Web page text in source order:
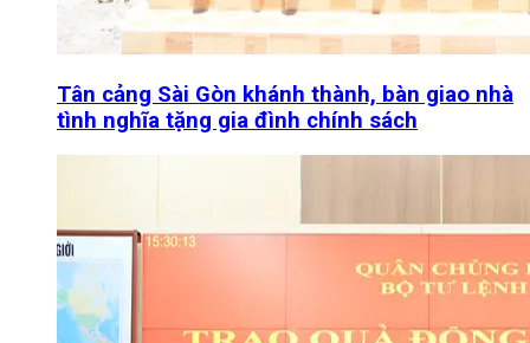
Tân cảng Sài Gòn khánh thành, bàn giao nhà
tình nghĩa tặng gia đình chính sách